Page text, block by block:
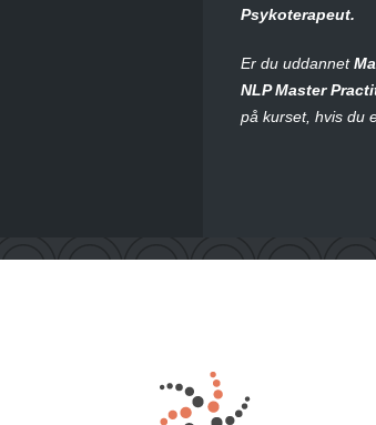
Psykoterapeut.
Er du uddannet
NLP Master
på kurset, hvis du